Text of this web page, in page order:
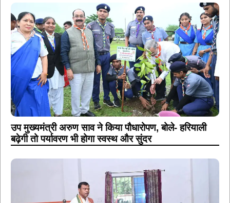
उप मुख्यमंत्री अरुण साव ने किया पौधारोपण, बोले- हरियाली
बढ़ेगी तो पर्यावरण भी होगा स्वस्थ और सुंदर